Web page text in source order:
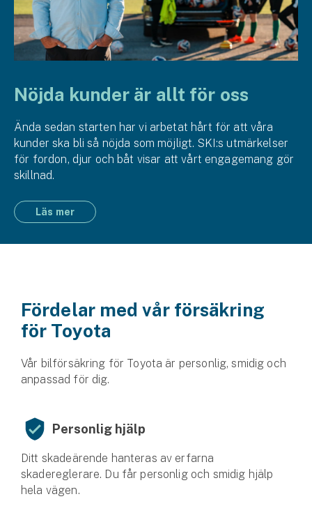
Nöjda kunder är allt för oss
Ända sedan starten har vi arbetat hårt för att våra
kunder ska bli så nöjda som möjligt. SKI:s utmärkelser
för fordon, djur och båt visar att vårt engagemang gör
skillnad.
Läs mer
Fördelar med vår försäkring
för Toyota
Vår bilförsäkring för Toyota är personlig, smidig och
anpassad för dig.
Personlig hjälp
Ditt skadeärende hanteras av erfarna
skadereglerare. Du får personlig och smidig hjälp
hela vägen.